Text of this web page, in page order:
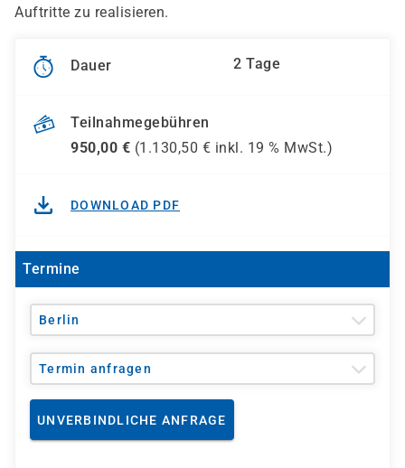
Auftritte zu realisieren.
Dauer 2 Tage
Teilnahmegebühren
950,00 € (1.130,50 € inkl. 19 % MwSt.)
DOWNLOAD PDF
Termine
Berlin
Termin anfragen
UNVERBINDLICHE ANFRAGE